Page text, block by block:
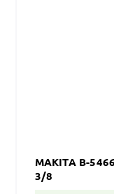
MAKITA B-
3/8